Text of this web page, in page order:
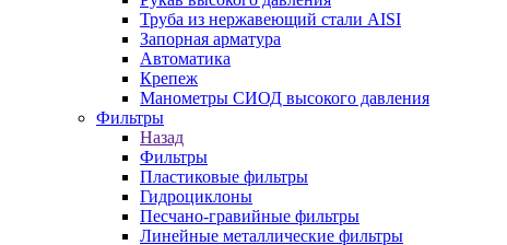
Труба из нержавеющий стали AISI
Запорная арматура
Автоматика
Крепеж
Манометры СИОД высокого давления
Фильтры
Назад
Фильтры
Пластиковые фильтры
Гидроциклоны
Песчано-гравийные фильтры
Линейные металлические фильтры